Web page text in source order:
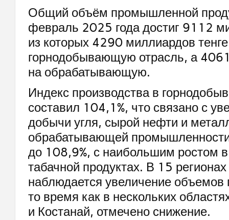
Общий объём промышленной
февраль 2025 года достиг 9112
из которых 4290 миллиардов
горнодобывающую отрасль, а
на обрабатывающую.
Индекс производства в
составил 104,1%, что связано с
добычи угля, сырой нефти и
обрабатывающей
до 108,9%, с наибольшим ростом
табачной продуктах. В 15
наблюдается увеличение объемов
то время как в нескольких
и Костанай, отмечено снижение.